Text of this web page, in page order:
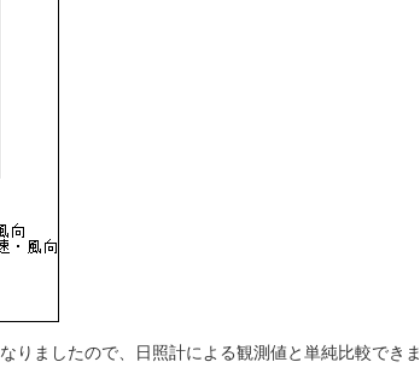
りましたので、日照計による観測値と単純比較できま